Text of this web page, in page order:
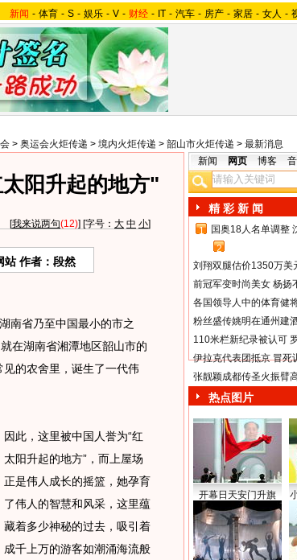
新闻 - 体育 - S - 娱乐 - V - 财经 - IT - 汽车 - 房产 - 家居 - 女人 -
> 奥运会火炬传递 > 境内火炬传递 > 韶山市火炬传递 > 最新消息
阳升起的地方"
[我来说两句(12)] [字号： 大 中 小]
站 作者：段然
省乃至中国最小的市之
在湖南省湘潭地区韶山市的
的农舍里，诞生了一代伟
因此，这里被中国人誉为“红
太阳升起的地方”，而上屋场
正是伟人成长的摇篮，她孕育
了伟人的智慧和风采，这里蕴
藏着多少神秘的过去，吸引着
成千上万的游客如潮涌海流般
新闻 网页 博客
精 彩 新 闻
1
国奥18人名单调整
2
刘翔双腿估价1350万美
前冠军变时尚美女 杨扬
各国领导人中的体育健
粉丝盛传姚明在通州建
110米栏新纪录被认可
伊拉克代表团抵京 冒死
张靓颖成都传圣火振臂
热点图片
开幕日天安门升旗